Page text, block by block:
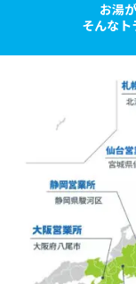
お湯
そんなト